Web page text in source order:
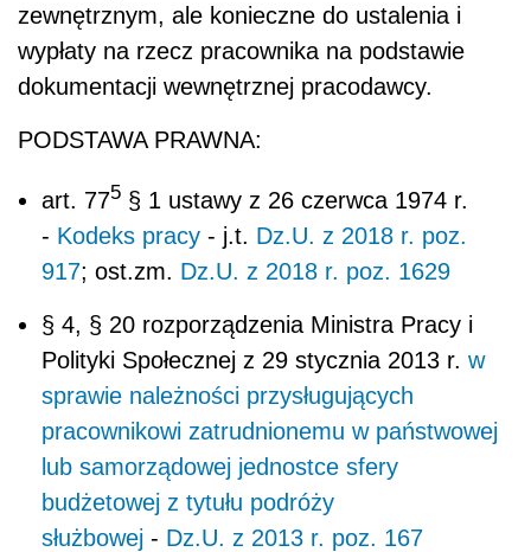
zewnętrznym, ale konieczne do ustalenia i
wypłaty na rzecz pracownika na podstawie
dokumentacji wewnętrznej pracodawcy.
PODSTAWA PRAWNA:
art. 775 § 1 ustawy z 26 czerwca 1974 r.
- Kodeks pracy - j.t. Dz.U. z 2018 r. poz.
917; ost.zm. Dz.U. z 2018 r. poz. 1629
§ 4, § 20 rozporządzenia Ministra Pracy i
Polityki Społecznej z 29 stycznia 2013 r. w
sprawie należności przysługujących
pracownikowi zatrudnionemu w państwowej
lub samorządowej jednostce sfery
budżetowej z tytułu podróży
służbowej - Dz.U. z 2013 r. poz. 167